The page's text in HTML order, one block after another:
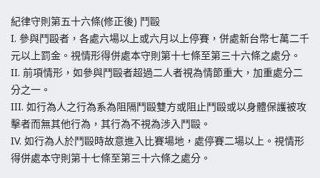
紀律守則第五十六條(修正後) 鬥毆
I. 參與鬥毆者，各處六場以上或六月以上停賽，併處新台幣七萬二千
元以上罰金。視情形得併處本守則第十七條至第三十六條之處分。
II. 前項情形，如參與鬥毆者超過二人者視為情節重大，加重處分二
分之一。
III. 如行為人之行為系為阻隔鬥毆雙方或阻止鬥毆或以身體保護被攻
擊者而無其他行為，其行為不視為涉入鬥毆。
IV. 如行為人於鬥毆時故意進入比賽場地，處停賽二場以上。視情形
得併處本守則第十七條至第三十六條之處分。